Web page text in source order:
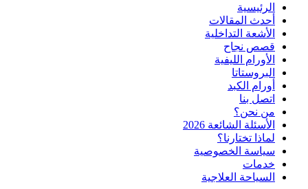
الرئيسية
أحدث المقالات
الأشعة التداخلية
قصص نجاح
الأورام الليفية
البروستاتا
أورام الكبد
اتصل بنا
من نحن؟
الأسئلة الشائعة 2026
لماذا تختارنا؟
سياسة الخصوصية
خدمات
السياحة العلاجية